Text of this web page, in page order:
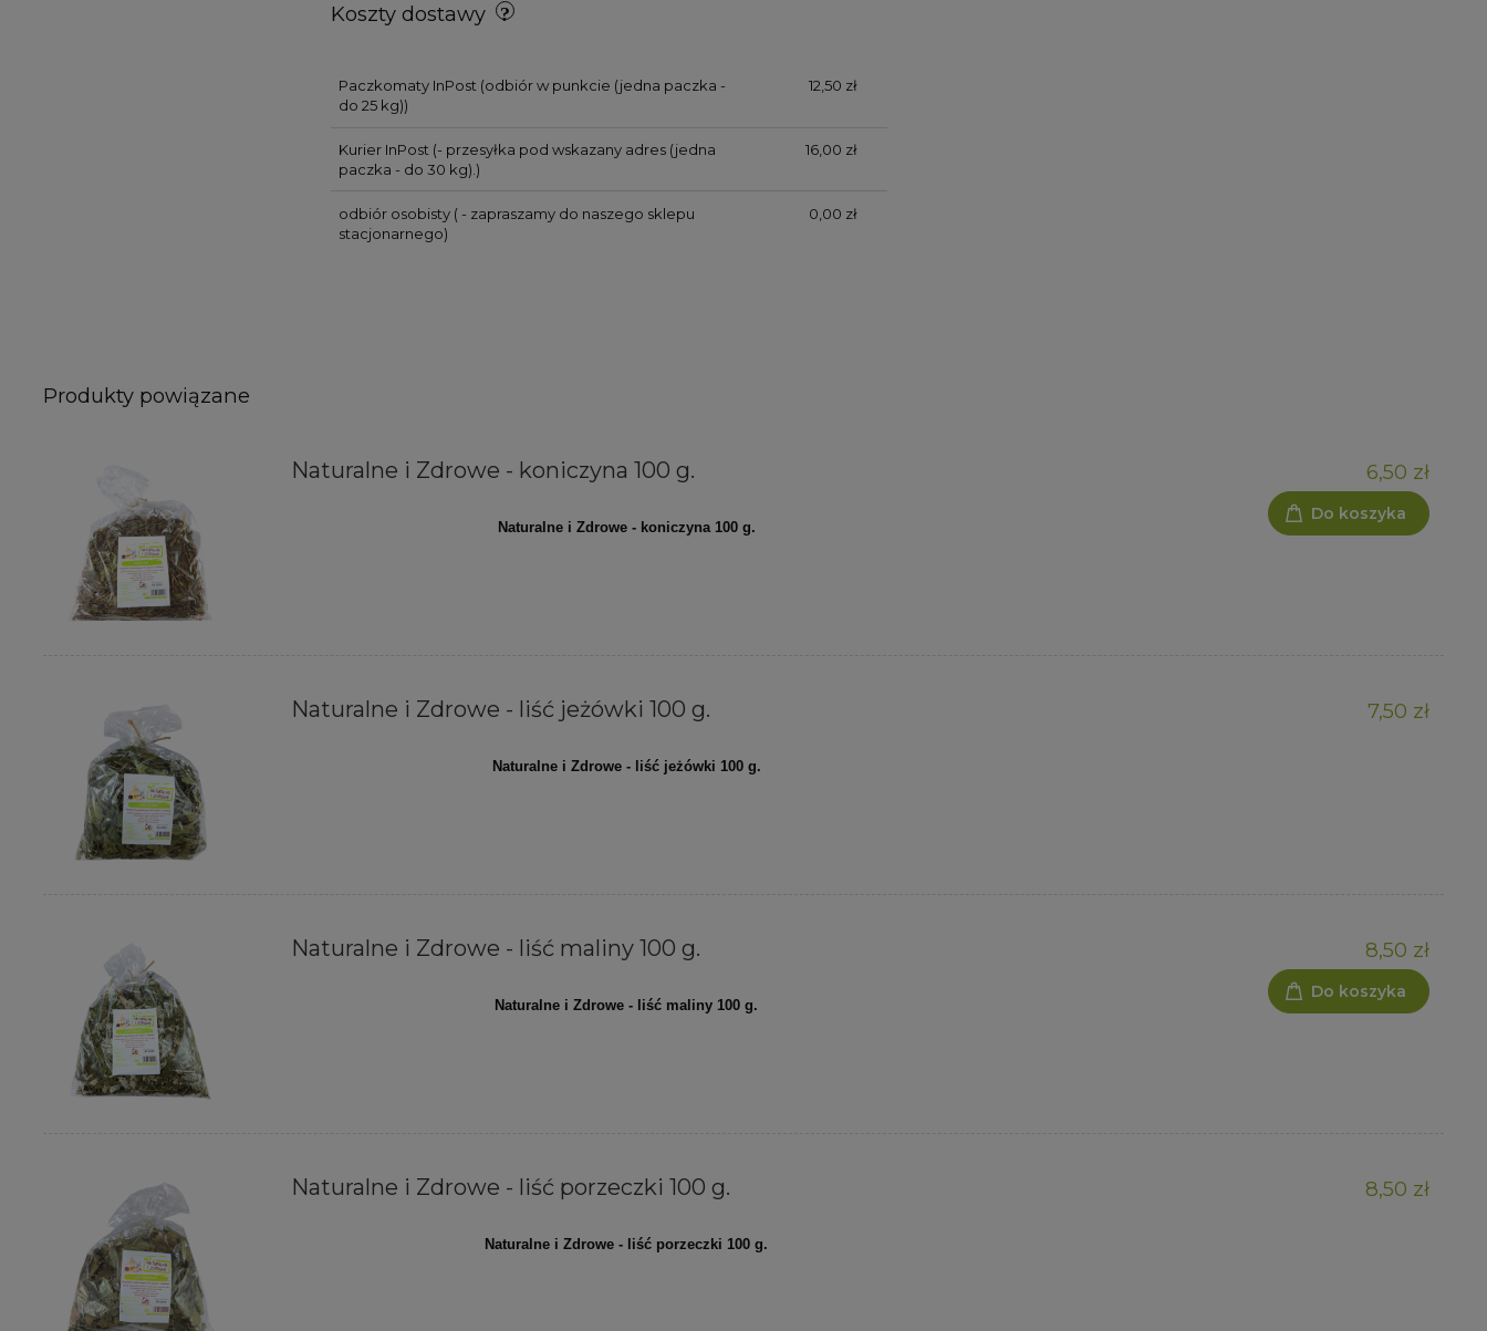
Koszty dostawy
Paczkomaty InPost(odbiór w punkcie (jedna paczka -
do 25 kg))
12,50 zł
Kurier InPost (- przesyłka pod wskazany adres (jedna
paczka - do 30 kg).)
16,00 zł
odbiór osobisty( - zapraszamy do naszego sklepu
stacjonarnego)
0,00 zł
Produkty powiązane
Naturalne i Zdrowe - koniczyna 100 g.
Naturalne i Zdrowe - koniczyna 100 g.
6,50 zł
Do koszyka
Naturalne i Zdrowe - liść jeżówki 100 g.
Naturalne i Zdrowe - liść jeżówki 100 g.
7,50 zł
Naturalne i Zdrowe - liść maliny 100 g.
Naturalne i Zdrowe - liść maliny 100 g.
8,50 zł
Do koszyka
Naturalne i Zdrowe - liść porzeczki 100 g.
Naturalne i Zdrowe - liść porzeczki 100 g.
8,50 zł